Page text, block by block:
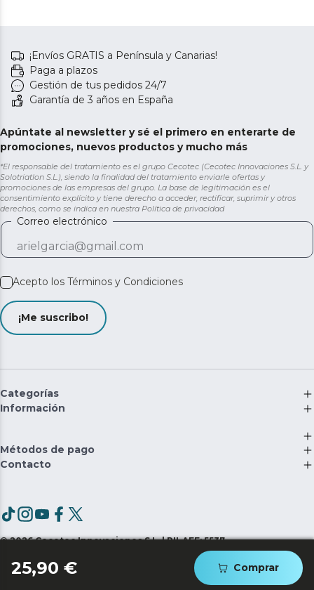
25,90 € Comprar
¡Envíos GRATIS a Península y Canarias!
Paga a plazos
Gestión de tus pedidos 24/7
Garantía de 3 años en España
Apúntate al newsletter y sé el primero en enterarte de
promociones, nuevos productos y mucho más
*El responsable del tratamiento es el grupo Cecotec (Cecotec Innovaciones S.L. y
Solotriatlon S.L.), siendo la finalidad del tratamiento enviarle ofertas y
promociones de las empresas del grupo. La base de legitimación es el
consentimiento explícito y tiene derecho a acceder, rectificar, suprimir y otros
derechos, como se indica en nuestra Política de privacidad
Correo electrónico
Acepto los Términos y Condiciones
¡Me suscribo!
Categorías
Información
Métodos de pago
Contacto
©2026 Cecotec Innovaciones S.L. | RII-AEE: 5537